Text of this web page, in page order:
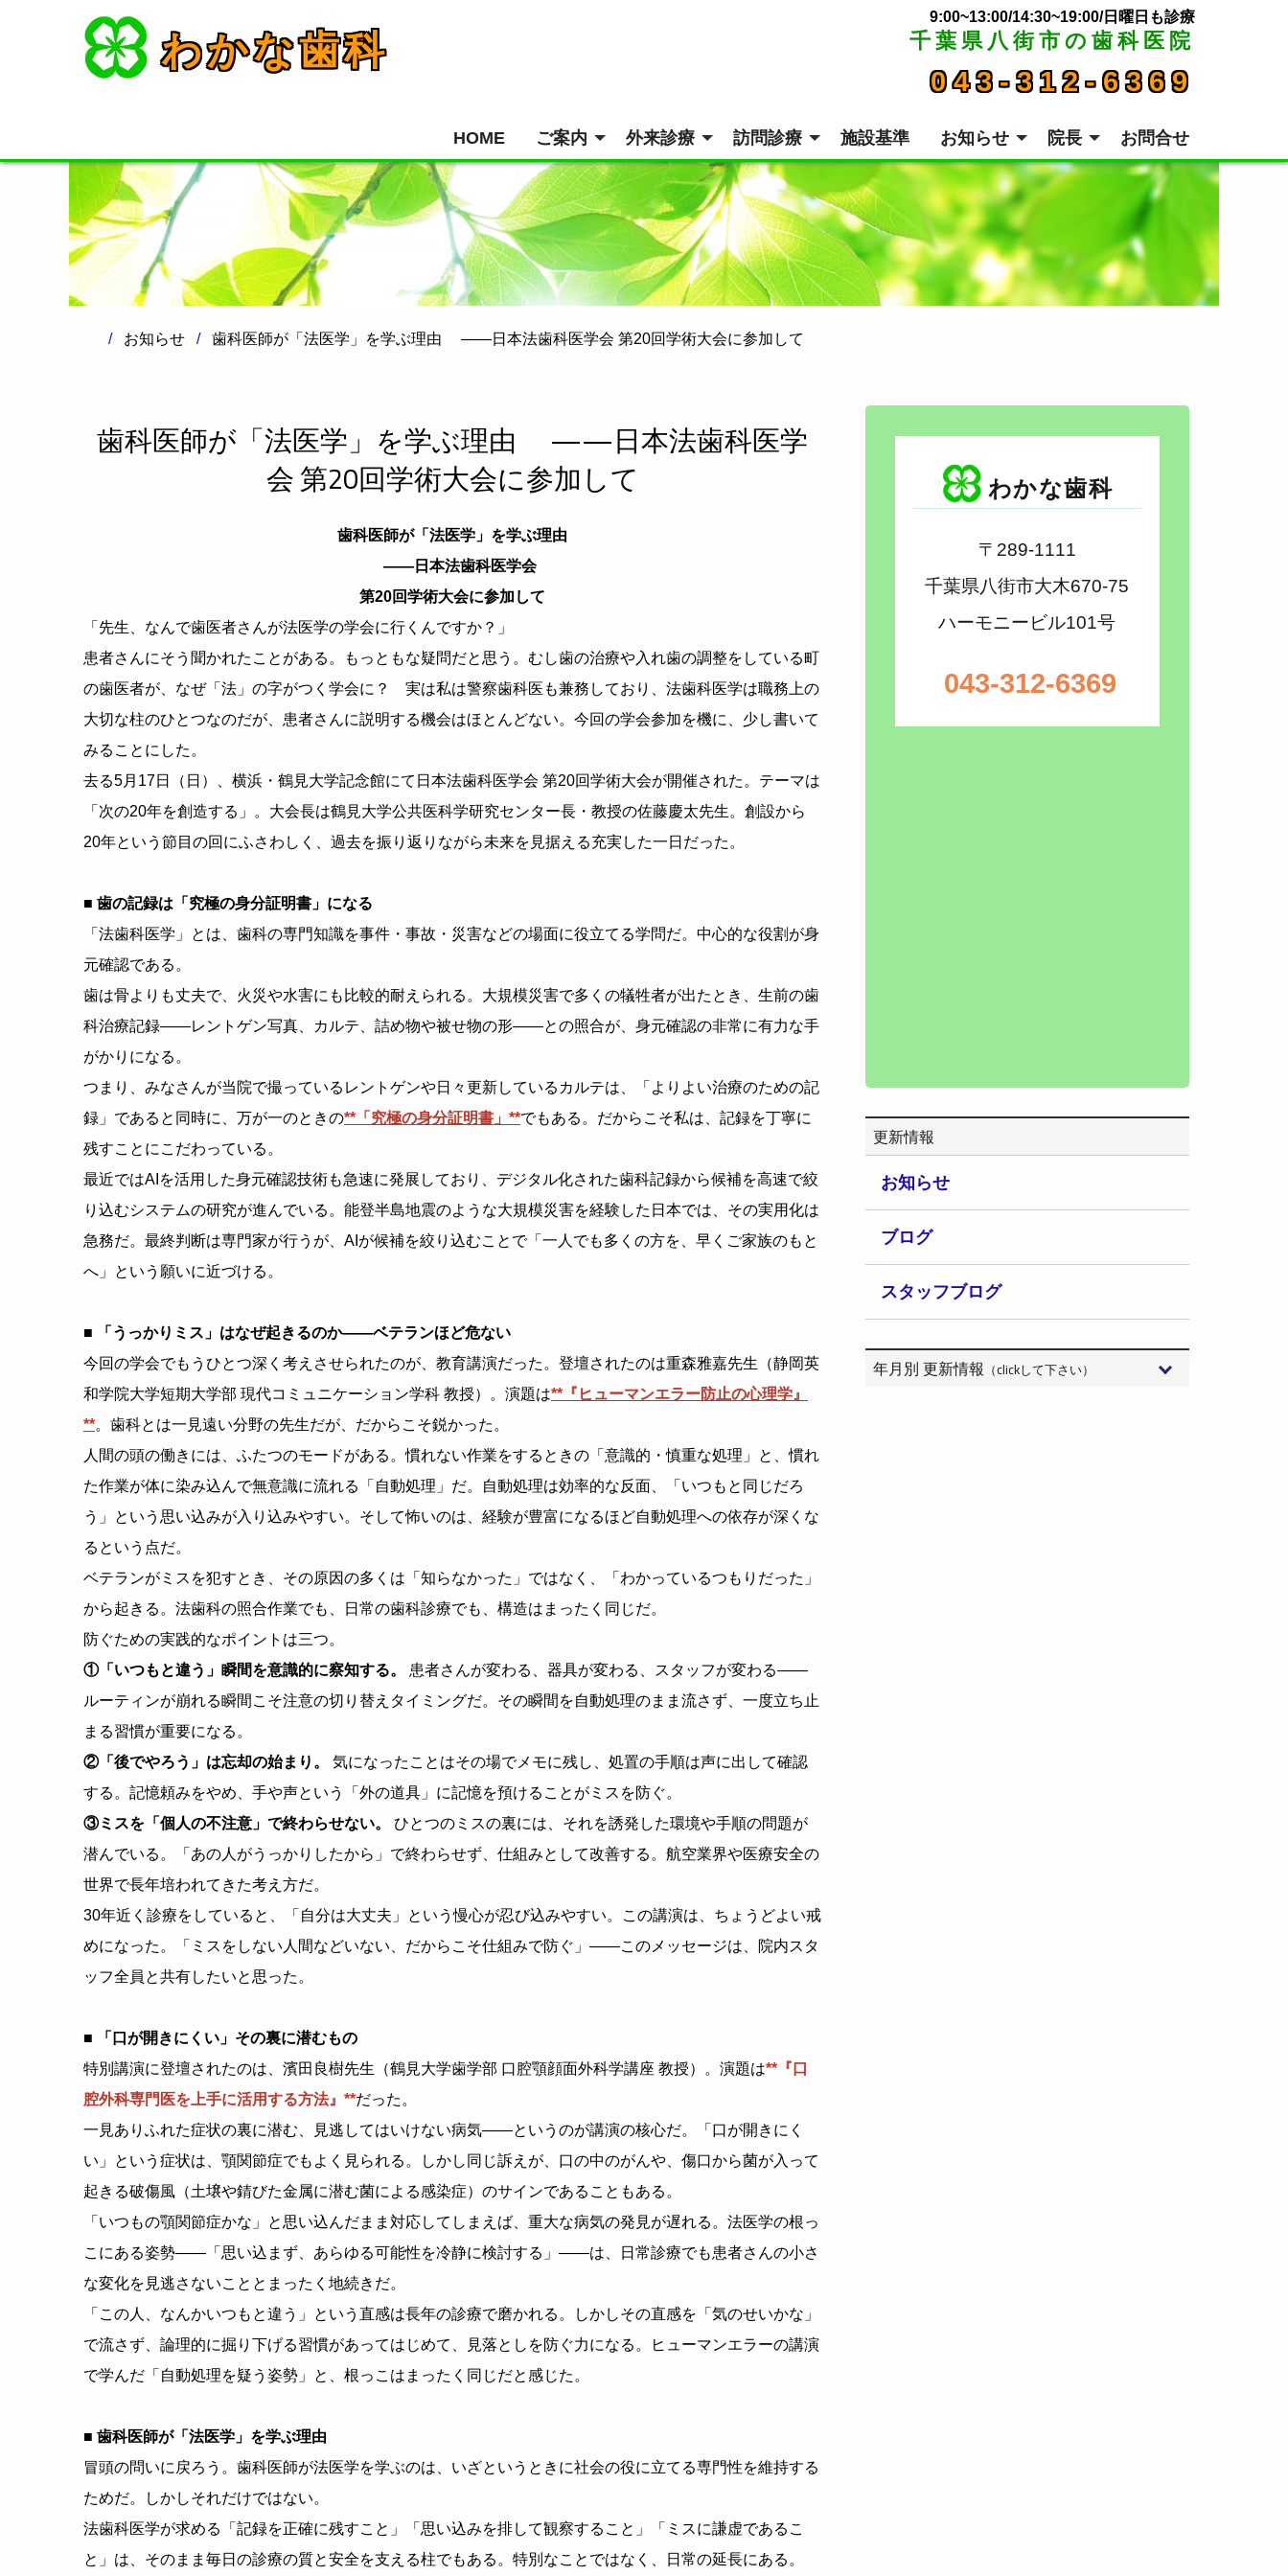
わかな歯科 9:00~13:00/14:30~19:00/日曜日も診療
千葉県八街市の歯科医院
043-312-6369
HOME ご案内 外来診療 訪問診療 施設基準 お知らせ 院長 お問合せ
お知らせ 歯科医師が「法医学」を学ぶ理由 ——日本法歯科医学会 第20回学術大会に参加して
歯科医師が「法医学」を学ぶ理由 ——日本法歯科医学
会 第20回学術大会に参加して
歯科医師が「法医学」を学ぶ理由
——日本法歯科医学会
第20回学術大会に参加して
「先生、なんで歯医者さんが法医学の学会に行くんですか？」
患者さんにそう聞かれたことがある。もっともな疑問だと思う。むし歯の治療や入れ歯の調整をしている町
の歯医者が、なぜ「法」の字がつく学会に？ 実は私は警察歯科医も兼務しており、法歯科医学は職務上の
大切な柱のひとつなのだが、患者さんに説明する機会はほとんどない。今回の学会参加を機に、少し書いて
みることにした。
去る5月17日（日）、横浜・鶴見大学記念館にて日本法歯科医学会 第20回学術大会が開催された。テーマは
「次の20年を創造する」。大会長は鶴見大学公共医科学研究センター長・教授の佐藤慶太先生。創設から
20年という節目の回にふさわしく、過去を振り返りながら未来を見据える充実した一日だった。
■ 歯の記録は「究極の身分証明書」になる
「法歯科医学」とは、歯科の専門知識を事件・事故・災害などの場面に役立てる学問だ。中心的な役割が身
元確認である。
歯は骨よりも丈夫で、火災や水害にも比較的耐えられる。大規模災害で多くの犠牲者が出たとき、生前の歯
科治療記録——レントゲン写真、カルテ、詰め物や被せ物の形——との照合が、身元確認の非常に有力な手
がかりになる。
つまり、みなさんが当院で撮っているレントゲンや日々更新しているカルテは、「よりよい治療のための記
録」であると同時に、万が一のときの**「究極の身分証明書」**でもある。だからこそ私は、記録を丁寧に
残すことにこだわっている。
最近ではAIを活用した身元確認技術も急速に発展しており、デジタル化された歯科記録から候補を高速で絞
り込むシステムの研究が進んでいる。能登半島地震のような大規模災害を経験した日本では、その実用化は
急務だ。最終判断は専門家が行うが、AIが候補を絞り込むことで「一人でも多くの方を、早くご家族のもと
へ」という願いに近づける。
■ 「うっかりミス」はなぜ起きるのか——ベテランほど危ない
今回の学会でもうひとつ深く考えさせられたのが、教育講演だった。登壇されたのは重森雅嘉先生（静岡英
和学院大学短期大学部 現代コミュニケーション学科 教授）。演題は**『ヒューマンエラー防止の心理学』
**。歯科とは一見遠い分野の先生だが、だからこそ鋭かった。
人間の頭の働きには、ふたつのモードがある。慣れない作業をするときの「意識的・慎重な処理」と、慣れ
た作業が体に染み込んで無意識に流れる「自動処理」だ。自動処理は効率的な反面、「いつもと同じだろ
う」という思い込みが入り込みやすい。そして怖いのは、経験が豊富になるほど自動処理への依存が深くな
るという点だ。
ベテランがミスを犯すとき、その原因の多くは「知らなかった」ではなく、「わかっているつもりだった」
から起きる。法歯科の照合作業でも、日常の歯科診療でも、構造はまったく同じだ。
防ぐための実践的なポイントは三つ。
①「いつもと違う」瞬間を意識的に察知する。 患者さんが変わる、器具が変わる、スタッフが変わる——
ルーティンが崩れる瞬間こそ注意の切り替えタイミングだ。その瞬間を自動処理のまま流さず、一度立ち止
まる習慣が重要になる。
②「後でやろう」は忘却の始まり。
気になったことはその場でメモに残し、処置の手順は声に出して確認
する。記憶頼みをやめ、手や声という「外の道具」に記憶を預けることがミスを防ぐ。
③ミスを「個人の不注意」で終わらせない。 ひとつのミスの裏には、それを誘発した環境や手順の問題が
潜んでいる。「あの人がうっかりしたから」で終わらせず、仕組みとして改善する。航空業界や医療安全の
世界で長年培われてきた考え方だ。
30年近く診療をしていると、「自分は大丈夫」という慢心が忍び込みやすい。この講演は、ちょうどよい戒
めになった。「ミスをしない人間などいない、だからこそ仕組みで防ぐ」——このメッセージは、院内スタ
ッフ全員と共有したいと思った。
■ 「口が開きにくい」その裏に潜むもの
特別講演に登壇されたのは、濱田良樹先生（鶴見大学歯学部 口腔顎顔面外科学講座 教授）。演題は**『口
腔外科専門医を上手に活用する方法』**だった。
一見ありふれた症状の裏に潜む、見逃してはいけない病気——というのが講演の核心だ。「口が開きにく
い」という症状は、顎関節症でもよく見られる。しかし同じ訴えが、口の中のがんや、傷口から菌が入って
起きる破傷風（土壌や錆びた金属に潜む菌による感染症）のサインであることもある。
「いつもの顎関節症かな」と思い込んだまま対応してしまえば、重大な病気の発見が遅れる。法医学の根っ
こにある姿勢——「思い込まず、あらゆる可能性を冷静に検討する」——は、日常診療でも患者さんの小さ
な変化を見逃さないこととまったく地続きだ。
「この人、なんかいつもと違う」という直感は長年の診療で磨かれる。しかしその直感を「気のせいかな」
で流さず、論理的に掘り下げる習慣があってはじめて、見落としを防ぐ力になる。ヒューマンエラーの講演
で学んだ「自動処理を疑う姿勢」と、根っこはまったく同じだと感じた。
■ 歯科医師が「法医学」を学ぶ理由
冒頭の問いに戻ろう。歯科医師が法医学を学ぶのは、いざというときに社会の役に立てる専門性を維持する
ためだ。しかしそれだけではない。
法歯科医学が求める「記録を正確に残すこと」「思い込みを排して観察すること」「ミスに謙虚であるこ
と」は、そのまま毎日の診療の質と安全を支える柱でもある。特別なことではなく、日常の延長にある。
わかな歯科
〒289-1111
千葉県八街市大木670-75
ハーモニービル101号
043-312-6369
更新情報
お知らせ
ブログ
スタッフブログ
年月別 更新情報 （clickして下さい）